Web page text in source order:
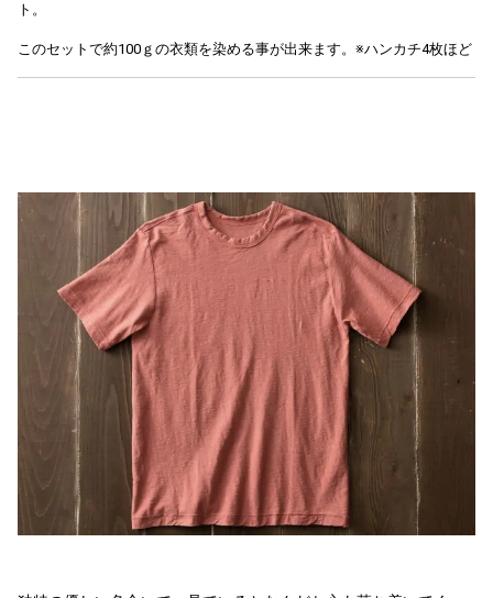
ト。
このセットで約100ｇの衣類を染める事が出来ます。※ハンカチ4枚ほど